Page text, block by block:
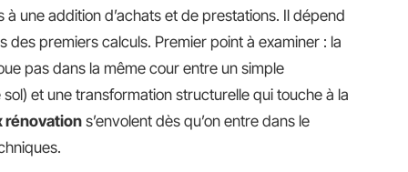
une addition d’achats et de prestations. Il dépend
des premiers calculs. Premier point à examiner : la
pas dans la même cour entre un simple
et une transformation structurelle qui touche à la
rénovation s’envolent dès qu’on entre dans le